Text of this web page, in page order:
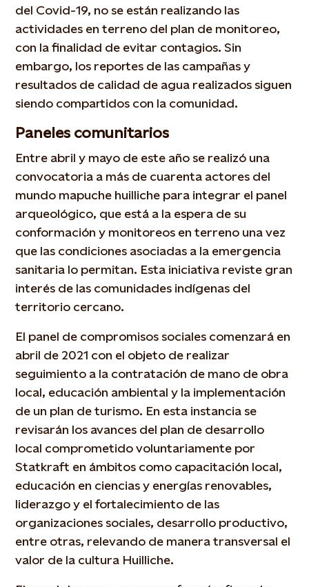
del Covid-19, no se están realizando las
actividades en terreno del plan de monitoreo,
con la finalidad de evitar contagios. Sin
embargo, los reportes de las campañas y
resultados de calidad de agua realizados siguen
siendo compartidos con la comunidad.
Paneles comunitarios
Entre abril y mayo de este año se realizó una
convocatoria a más de cuarenta actores del
mundo mapuche huilliche para integrar el panel
arqueológico, que está a la espera de su
conformación y monitoreos en terreno una vez
que las condiciones asociadas a la emergencia
sanitaria lo permitan. Esta iniciativa reviste gran
interés de las comunidades indígenas del
territorio cercano.
El panel de compromisos sociales comenzará en
abril de 2021 con el objeto de realizar
seguimiento a la contratación de mano de obra
local, educación ambiental y la implementación
de un plan de turismo. En esta instancia se
revisarán los avances del plan de desarrollo
local comprometido voluntariamente por
Statkraft en ámbitos como capacitación local,
educación en ciencias y energías renovables,
liderazgo y el fortalecimiento de las
organizaciones sociales, desarrollo productivo,
entre otras, relevando de manera transversal el
valor de la cultura Huilliche.